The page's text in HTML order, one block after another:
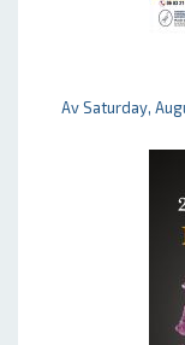
Av Saturday,